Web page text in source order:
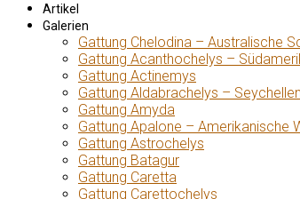
Artikel
Galerien
Gattung Chelodina – Australische
Gattung Acanthochelys –
Gattung Actinemys
Gattung Aldabrachelys –
Gattung Amyda
Gattung Apalone – Amerikanische
Gattung Astrochelys
Gattung Batagur
Gattung Caretta
Gattung Carettochelys